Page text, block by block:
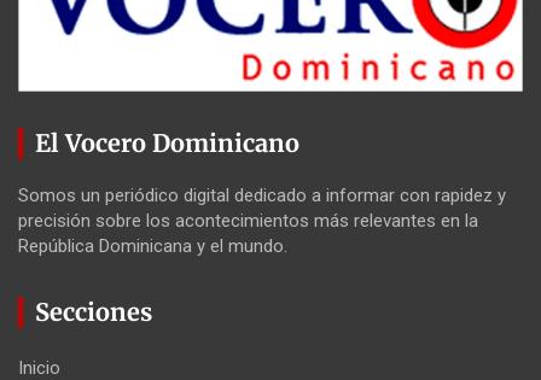
El Vocero Dominicano
Somos un periódico digital dedicado a informar con rapidez y
precisión sobre los acontecimientos más relevantes en la
República Dominicana y el mundo.
Secciones
Inicio